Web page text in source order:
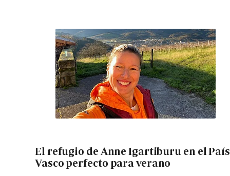
El refugio de Anne Igartiburu en el País
Vasco perfecto para verano